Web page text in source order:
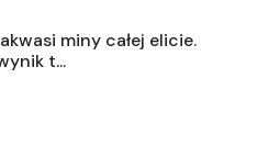
miny całej elicie.
t...